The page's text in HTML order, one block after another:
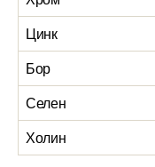
Цинк
Бор
Селен
Холин